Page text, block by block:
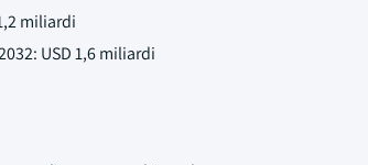
miliardi
USD 1,6 miliardi